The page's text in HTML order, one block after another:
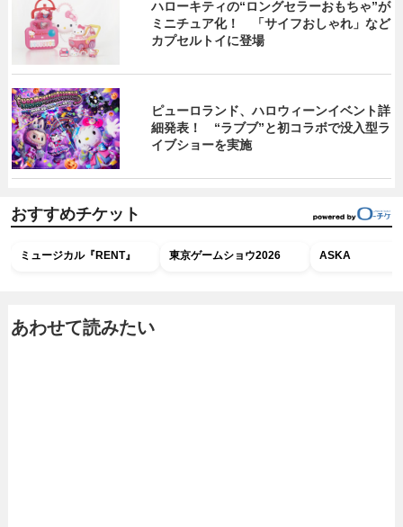
ハローキティの“ロングセラーおもちゃ”が
ミニチュア化！ 「サイフおしゃれ」など
カプセルトイに登場
ピューロランド、ハロウィーンイベント詳
細発表！ “ラブブ”と初コラボで没入型ラ
イブショーを実施
おすすめチケット
ミュージカル『RENT』 東京ゲームショウ2026 ASKA
あわせて読みたい